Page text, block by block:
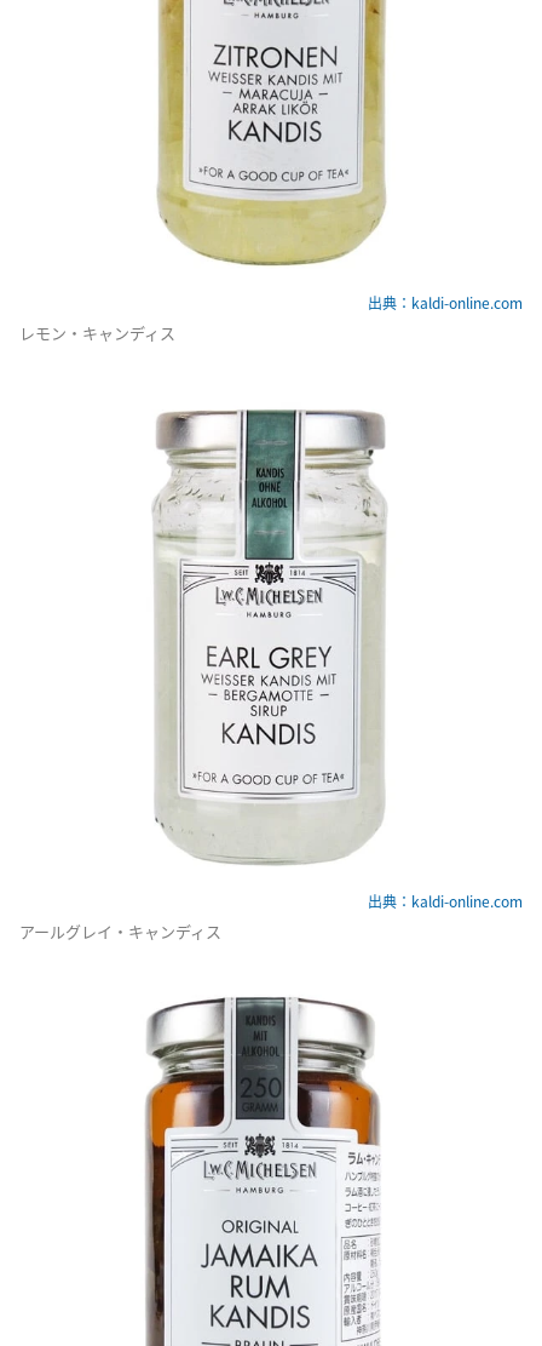
出典：kaldi-online.com
レモン・キャンディス
出典：kaldi-online.com
アールグレイ・キャンディス